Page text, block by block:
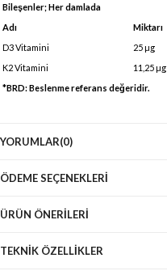
Bileşenler; Her damlada
Adı
Miktarı
D3 Vitamini
25 µg
K2 Vitamini
11,25 µg
*BRD: Beslenme referans değeridir.
YORUMLAR(0)
ÖDEME SEÇENEKLERI
ÜRÜN ÖNERILERI
TEKNIK ÖZELLIKLER